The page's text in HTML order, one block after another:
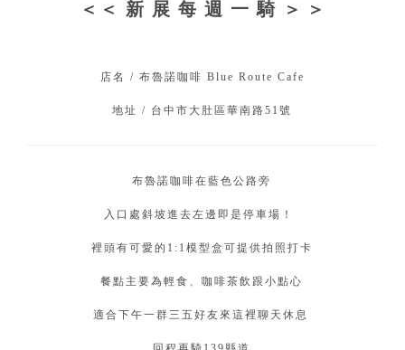
＜＜ 新 展 每 週 一 騎 ＞⁣⁣＞
店名 / 布魯諾咖啡 Blue Route Cafe
地址 / 台中市大肚區華南路51號⁣
布魯諾咖啡在藍色公路旁⁣
入口處斜坡進去左邊即是停車場！ ⁣⁣
裡頭有可愛的1:1模型盒可提供拍照打卡⁣
餐點主要為輕食、咖啡茶飲跟小點心⁣
適合下午一群三五好友來這裡聊天休息⁣⁣